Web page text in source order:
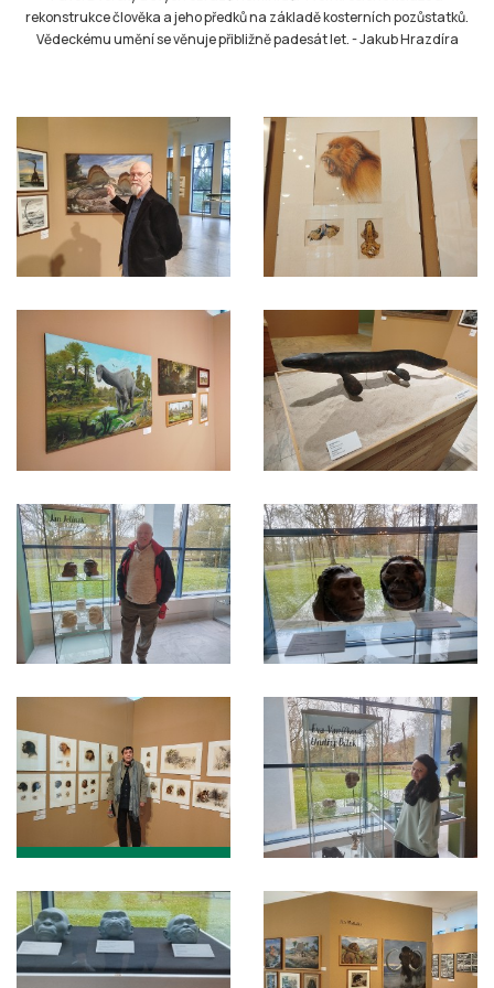
rekonstrukce člověka a jeho předků na základě kosterních pozůstatků.
Vědeckému umění se věnuje přibližně padesát let.-Jakub Hrazdíra